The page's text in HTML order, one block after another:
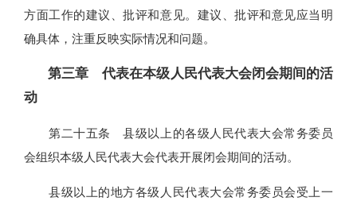
方面工作的建议、批评和意见。建议、批评和意见应当明
确具体，注重反映实际情况和问题。
第三章 代表在本级人民代表大会闭会期间的活
动
第二十五条 县级以上的各级人民代表大会常务委员
会组织本级人民代表大会代表开展闭会期间的活动。
县级以上的地方各级人民代表大会常务委员会受上一